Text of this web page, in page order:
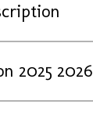
2025 2026